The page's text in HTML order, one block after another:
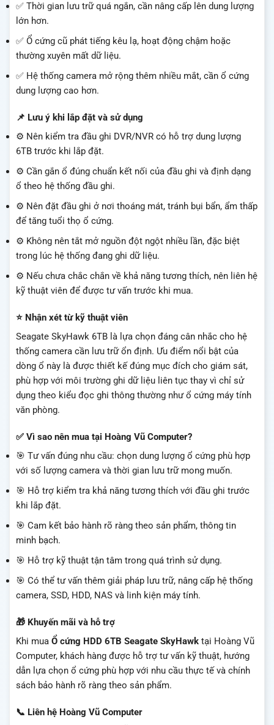
✅ Thời gian lưu trữ quá ngắn, cần nâng cấp lên dung lượng
lớn hơn.
✅ Ổ cứng cũ phát tiếng kêu lạ, hoạt động chậm hoặc
thường xuyên mất dữ liệu.
✅ Hệ thống camera mở rộng thêm nhiều mắt, cần ổ cứng
dung lượng cao hơn.
📌 Lưu ý khi lắp đặt và sử dụng
⚙️ Nên kiểm tra đầu ghi DVR/NVR có hỗ trợ dung lượng
6TB trước khi lắp đặt.
⚙️ Cần gắn ổ đúng chuẩn kết nối của đầu ghi và định dạng
ổ theo hệ thống đầu ghi.
⚙️ Nên đặt đầu ghi ở nơi thoáng mát, tránh bụi bẩn, ẩm thấp
để tăng tuổi thọ ổ cứng.
⚙️ Không nên tắt mở nguồn đột ngột nhiều lần, đặc biệt
trong lúc hệ thống đang ghi dữ liệu.
⚙️ Nếu chưa chắc chắn về khả năng tương thích, nên liên hệ
kỹ thuật viên để được tư vấn trước khi mua.
⭐ Nhận xét từ kỹ thuật viên
Seagate SkyHawk 6TB là lựa chọn đáng cân nhắc cho hệ
thống camera cần lưu trữ ổn định. Ưu điểm nổi bật của
dòng ổ này là được thiết kế đúng mục đích cho giám sát,
phù hợp với môi trường ghi dữ liệu liên tục thay vì chỉ sử
dụng theo kiểu đọc ghi thông thường như ổ cứng máy tính
văn phòng.
✅ Vì sao nên mua tại Hoàng Vũ Computer?
🎯 Tư vấn đúng nhu cầu: chọn dung lượng ổ cứng phù hợp
với số lượng camera và thời gian lưu trữ mong muốn.
🎯 Hỗ trợ kiểm tra khả năng tương thích với đầu ghi trước
khi lắp đặt.
🎯 Cam kết bảo hành rõ ràng theo sản phẩm, thông tin
minh bạch.
🎯 Hỗ trợ kỹ thuật tận tâm trong quá trình sử dụng.
🎯 Có thể tư vấn thêm giải pháp lưu trữ, nâng cấp hệ thống
camera, SSD, HDD, NAS và linh kiện máy tính.
🎁 Khuyến mãi và hỗ trợ
Khi mua Ổ cứng HDD 6TB Seagate SkyHawk tại Hoàng Vũ
Computer, khách hàng được hỗ trợ tư vấn kỹ thuật, hướng
dẫn lựa chọn ổ cứng phù hợp với nhu cầu thực tế và chính
sách bảo hành rõ ràng theo sản phẩm.
📞 Liên hệ Hoàng Vũ Computer